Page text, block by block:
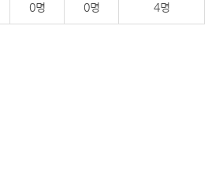
0명 0명 4명